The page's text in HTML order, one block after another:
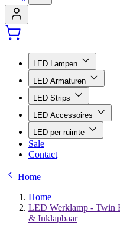
LED Lampen
LED Armaturen
LED Strips
LED Accessoires
LED per ruimte
Sale
Contact
Home
Home
LED Werklamp - Twin
& Inklapbaar